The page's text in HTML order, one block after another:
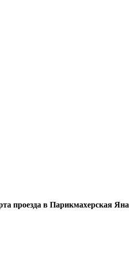
проезда в Парикмахерская Яна